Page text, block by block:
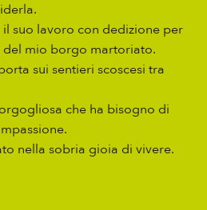
suo lavoro con dedizione per
del mio borgo martoriato.
sui sentieri scoscesi tra
che ha bisogno di
nella sobria gioia di vivere.